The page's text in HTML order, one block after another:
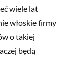
wiele lat
włoskie firmy
o takiej
będą